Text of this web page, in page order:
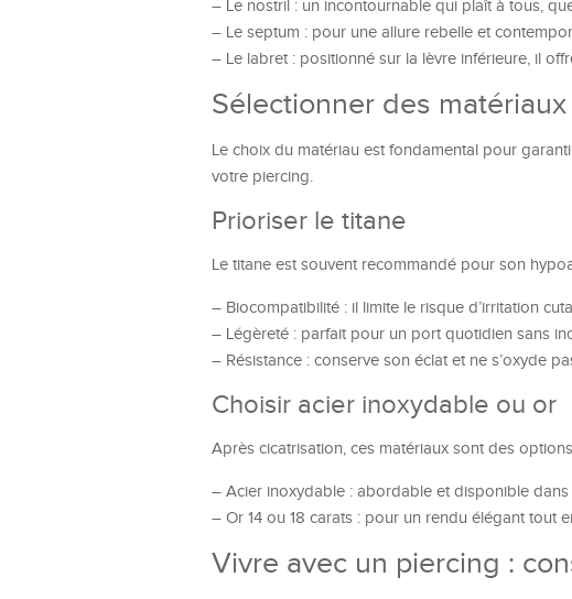
– Le nostril : un incontournable qui plaît à tous,
– Le septum : pour une allure rebelle et
– Le labret : positionné sur la lèvre inférieure, il
Sélectionner des
Le choix du matériau est fondamental pour
votre piercing.
Prioriser le titane
Le titane est souvent recommandé pour son
– Biocompatibilité : il limite le risque d’irritation
– Légèreté : parfait pour un port quotidien sans
– Résistance : conserve son éclat et ne s’oxyde
Choisir acier inoxydable ou or
Après cicatrisation, ces matériaux sont des
– Acier inoxydable : abordable et disponible
– Or 14 ou 18 carats : pour un rendu élégant tout
Vivre avec un piercing :